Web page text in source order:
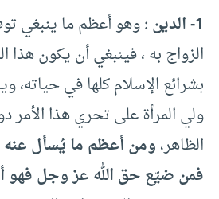
1- الدين :
وهو أعظم ما ينبغي
الزواج به ، فينبغي أن يكون هذا
بشرائع الإسلام كلها في
ولي المرأة على تحري هذا الأمر
الظاهر،ومن أعظم ما يُسأل عنه
فمن ضيّع حق الله عز وجل فهو